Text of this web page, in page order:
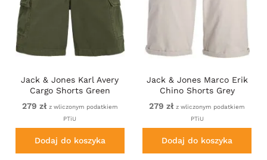
Jack & Jones Karl Avery
Cargo Shorts Green
279 zł z wliczonym podatkiem
PTiU
Dodaj do koszyka
Jack & Jones Marco Erik
Chino Shorts Grey
279 zł z wliczonym podatkiem
PTiU
Dodaj do koszyka